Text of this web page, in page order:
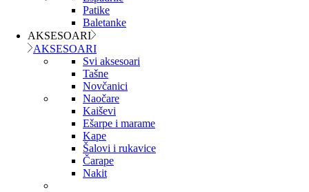
Patike
Baletanke
AKSESOARI
AKSESOARI
Svi aksesoari
Tašne
Novčanici
Naočare
Kaiševi
Ešarpe i marame
Kape
Šalovi i rukavice
Čarape
Nakit